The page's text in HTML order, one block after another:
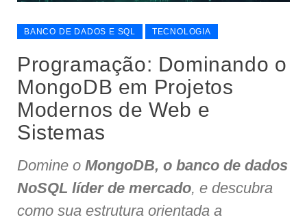
BANCO DE DADOS E SQL TECNOLOGIA
Programação: Dominando o
MongoDB em Projetos
Modernos de Web e
Sistemas
Domine o MongoDB, o banco de dados
NoSQL líder de mercado, e descubra
como sua estrutura orientada a